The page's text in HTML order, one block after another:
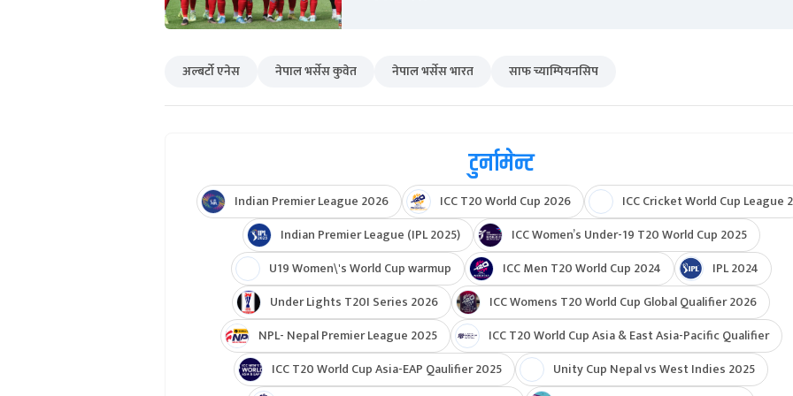
अल्बर्टो एनेस नेपाल भर्सेस कुवेत नेपाल भर्सेस भारत साफ च्याम्पियनसिप
टुर्नामेन्ट
Indian Premier League 2026 ICC T20 World Cup 2026
ICC Cricket World Cup League 2
Indian Premier League (IPL 2025)
ICC Women’s Under-19 T20 World Cup 2025
U19 Women\'s World Cup warmup
ICC Men T20 World Cup 2024
IPL 2024
Under Lights T20I Series 2026
ICC Womens T20 World Cup Global Qualifier 2026
NPL- Nepal Premier League 2025
ICC T20 World Cup Asia & East Asia-Pacific Qualifier
ICC T20 World Cup Asia-EAP Qaulifier 2025
Unity Cup Nepal vs West Indies 2025